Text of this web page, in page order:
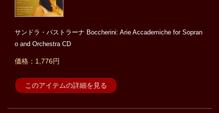
サンドラ・パストラーナ Boccherini: Arie Accademiche for Sopran
o and Orchestra CD
価格：1,776円
このアイテムの詳細を見る